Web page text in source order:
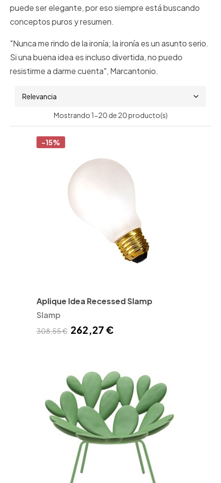
puede ser elegante, por eso siempre está buscando
conceptos puros y resumen.
"Nunca me rindo de la ironía; la ironía es un asunto serio.
Si una buena idea es incluso divertida, no puedo
resistirme a darme cuenta", Marcantonio.
Relevancia
Mostrando 1-20 de 20 producto(s)
-15%
Aplique Idea Recessed Slamp
Slamp
308,55 € 262,27 €